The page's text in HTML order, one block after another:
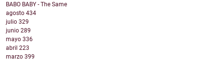
BABO BABY - The Same
agosto 434
julio 329
junio 289
mayo 336
abril 223
marzo 399